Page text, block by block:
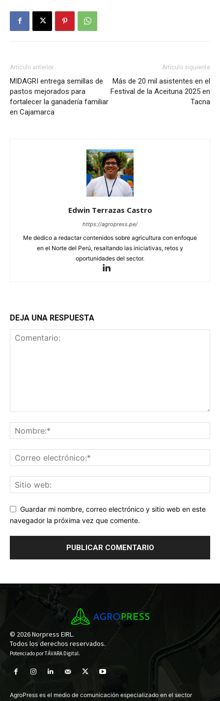
Artículo anterior
MIDAGRI entrega semillas de
pastos mejorados para
fortalecer la ganadería familiar
en Cajamarca
Artículo siguiente
Más de 20 mil asistentes en el
Festival de la Aceituna 2025 en
Tacna
Edwin Terrazas Castro
https://agropress.pe/
Me dedico a redactar contenidos sobre agricultura con enfoque
en el Norte del Perú, resaltando las iniciativas, retos y
oportunidades del sector.
DEJA UNA RESPUESTA
Guardar mi nombre, correo electrónico y sitio web en este
navegador la próxima vez que comente.
© 2026 Norpress EIRL.
Todos los derechos reservados.
Potenciado porTÁVARA Digital.
AgroPress es el medio de comunicación especializado en el sector